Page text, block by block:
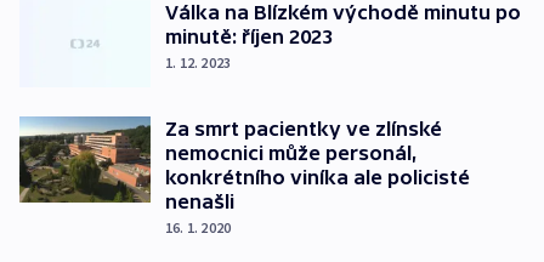
Válka na Blízkém východě minutu po
minutě: říjen 2023
1. 12. 2023
Za smrt pacientky ve zlínské
nemocnici může personál,
konkrétního viníka ale policisté
nenašli
16. 1. 2020